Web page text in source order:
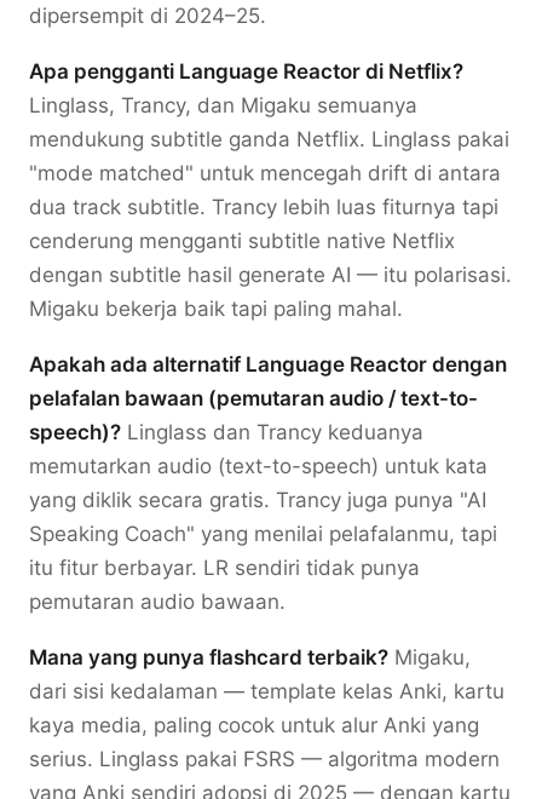
dipersempit di 2024–25.
Apa pengganti Language Reactor di Netflix?
Linglass, Trancy, dan Migaku semuanya
mendukung subtitle ganda Netflix. Linglass pakai
"mode matched" untuk mencegah drift di antara
dua track subtitle. Trancy lebih luas fiturnya tapi
cenderung mengganti subtitle native Netflix
dengan subtitle hasil generate AI — itu polarisasi.
Migaku bekerja baik tapi paling mahal.
Apakah ada alternatif Language Reactor dengan
pelafalan bawaan (pemutaran audio / text-to-
speech)? Linglass dan Trancy keduanya
memutarkan audio (text-to-speech) untuk kata
yang diklik secara gratis. Trancy juga punya "AI
Speaking Coach" yang menilai pelafalanmu, tapi
itu fitur berbayar. LR sendiri tidak punya
pemutaran audio bawaan.
Mana yang punya flashcard terbaik? Migaku,
dari sisi kedalaman — template kelas Anki, kartu
kaya media, paling cocok untuk alur Anki yang
serius. Linglass pakai FSRS — algoritma modern
yang Anki sendiri adopsi di 2025 — dengan kartu